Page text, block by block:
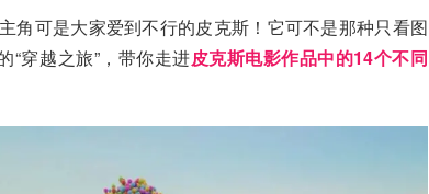
角可是大家爱到不行的皮克斯！它可不是那种只看图
“穿越之旅”，带你走进皮克斯电影作品中的14个不同